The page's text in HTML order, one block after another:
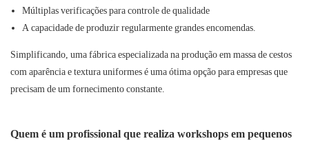
Múltiplas verificações para controle de qualidade
A capacidade de produzir regularmente grandes encomendas.
Simplificando, uma fábrica especializada na produção em massa de cestos
com aparência e textura uniformes é uma ótima opção para empresas que
precisam de um fornecimento constante.
Quem é um profissional que realiza workshops em pequenos